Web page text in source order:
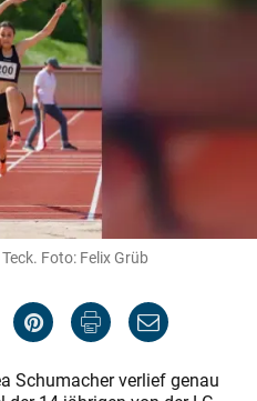
Foto: Felix Grüb
Schumacher verlief genau